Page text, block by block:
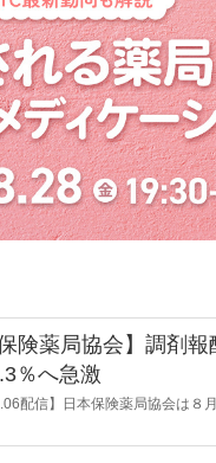
保険薬局協会】調剤
％へ急激
配信】日本保険薬局協会は８
の調査結果を公表した。在宅